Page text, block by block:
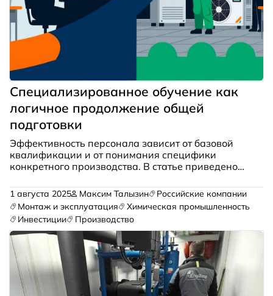
Специализированное обучение как
логичное продолжение общей
подготовки
Эффективность персонала зависит от базовой
квалификации и от понимания специфики
конкретного производства. В статье приведено
персонала для молочного завода,
расположенного в Нижегородсклй области, и
показана связь общего и специализированного
обучения
1 августа 2025 Максим Талызин
Российские компании
Монтаж и эксплуатация
Химическая промышленность
Инвестиции
Производство